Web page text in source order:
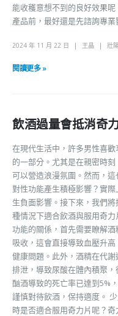
能收穫意想不到的良好效果
產品前，最好還是先諮詢專
2024 年 11 月 22 日 王晶 壯
閱讀更多 »
飲酒過量會抵消奇
在現代生活中，許多男性喜
的一部分。尤其是在親密時
可以營造浪漫氛圍。然而，
對性功能產生積極影響？實
生負面影響。接下來，我們
種情況下適合飲酒與服用奇
功能的關係，首先需要瞭解
吸收，這會直接導致血壓升
健康問題。此外，酒精在代
排泄，導致尿酸在體內積聚
酗酒導致的死亡率已達到5%
謹慎對待飲酒，保持適度。
時是否適合服用奇力片呢？